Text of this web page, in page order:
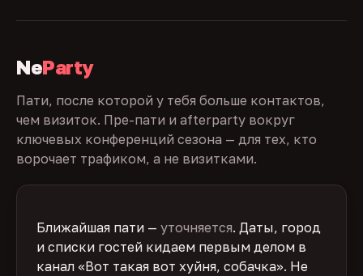
NeParty
Пати, после которой у тебя больше контактов,
чем визиток. Пре-пати и afterparty вокруг
ключевых конференций сезона — для тех, кто
ворочает трафиком, а не визитками.
Ближайшая пати — уточняется. Даты, город
и списки гостей кидаем первым делом в
канал «Вот такая вот хуйня, собачка». Не